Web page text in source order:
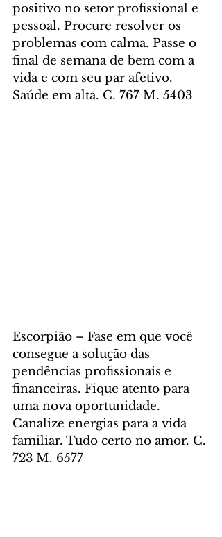
positivo no setor profissional e
pessoal. Procure resolver os
problemas com calma. Passe o
final de semana de bem com a
vida e com seu par afetivo.
Saúde em alta. C. 767 M. 5403
Escorpião – Fase em que você
consegue a solução das
pendências profissionais e
financeiras. Fique atento para
uma nova oportunidade.
Canalize energias para a vida
familiar. Tudo certo no amor. C.
723 M. 6577